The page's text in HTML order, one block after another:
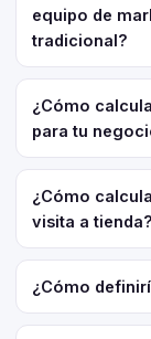
equipo de
tradicional?
¿Cómo
para tu
¿Cómo
visita a tienda?
¿Cómo